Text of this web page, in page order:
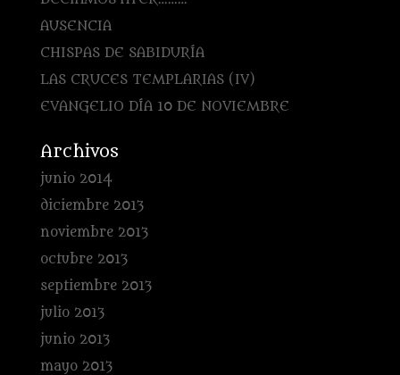
AUSENCIA
CHISPAS DE SABIDURÍA
LAS CRUCES TEMPLARIAS (IV)
EVANGELIO DÍA 10 DE NOVIEMBRE
Archivos
junio 2014
diciembre 2013
noviembre 2013
octubre 2013
septiembre 2013
julio 2013
junio 2013
mayo 2013